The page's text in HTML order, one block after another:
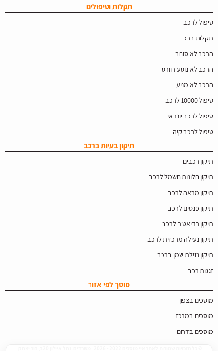
תקלות וטיפולים
טיפול לרכב
תקלות ברכב
הרכב לא סוחב
הרכב לא נוסע רוורס
הרכב לא מניע
טיפול 10000 לרכב
טיפול לרכב יונדאי
טיפול לרכב קיה
תיקון בעיות ברכב
תיקון רכבים
תיקון חלונות חשמל לרכב
תיקון מראה לרכב
תיקון פנסים לרכב
תיקון רדיאטור לרכב
תיקון נעילה מרכזית לרכב
תיקון נזילת שמן ברכב
זגגות רכב
מוסך לפי אזור
מוסכים בצפון
מוסכים במרכז
מוסכים בדרום